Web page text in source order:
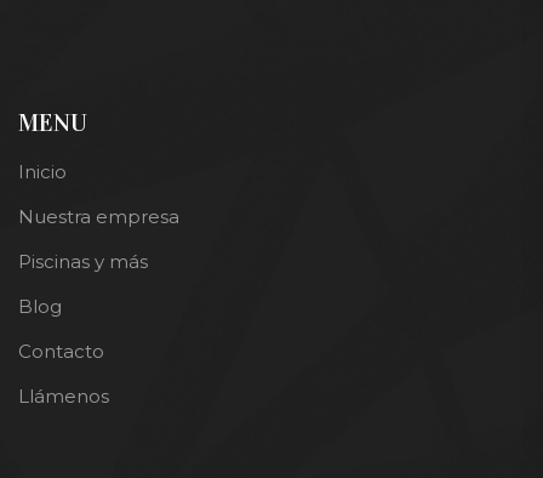
MENU
Inicio
Nuestra empresa
Piscinas y más
Blog
Contacto
Llámenos